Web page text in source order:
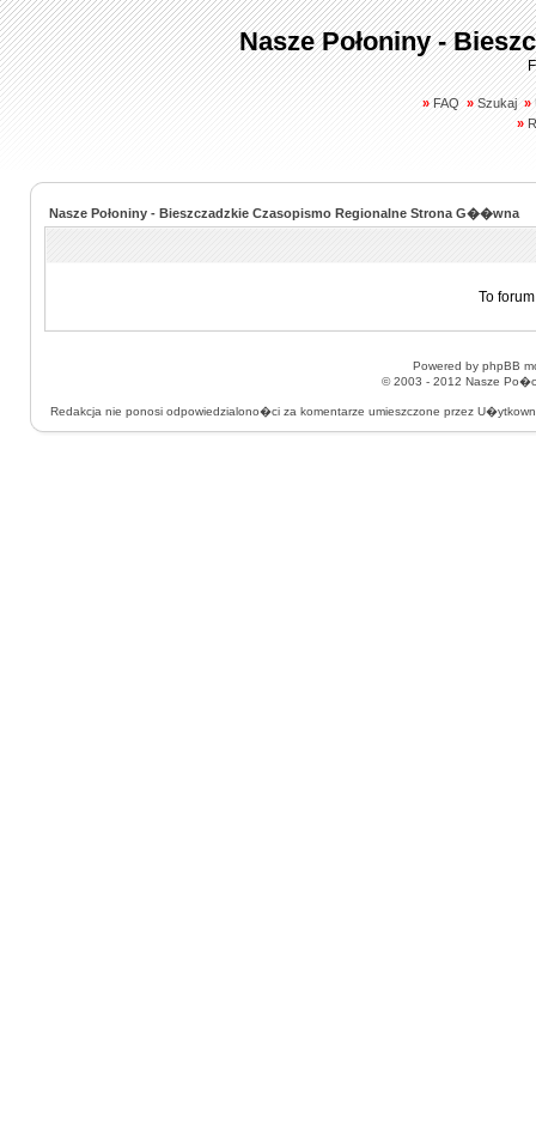
Nasze Połoniny -
» FAQ » Szukaj »
»
Nasze Połoniny - Bieszczadzkie Czasopismo Regionalne Strona G��wna
To
Powered by phpBB
© 2003 - 2012 Nasze
Redakcja nie ponosi odpowiedzialono�ci za komentarze umieszczone przez